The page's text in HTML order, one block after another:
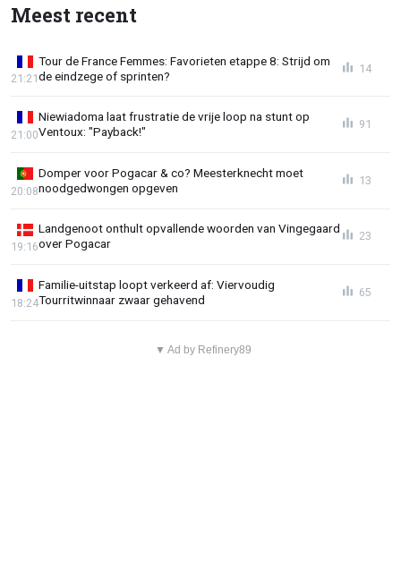
Meest recent
Tour de France Femmes: Favorieten etappe 8: Strijd om
de eindzege of sprinten?
21:21
14
Niewiadoma laat frustratie de vrije loop na stunt op
Ventoux: "Payback!"
21:00
91
Domper voor Pogacar & co? Meesterknecht moet
noodgedwongen opgeven
20:08
13
Landgenoot onthult opvallende woorden van Vingegaard
over Pogacar
19:16
23
Familie-uitstap loopt verkeerd af: Viervoudig
Tourritwinnaar zwaar gehavend
18:24
65
▼ Ad by Refinery89